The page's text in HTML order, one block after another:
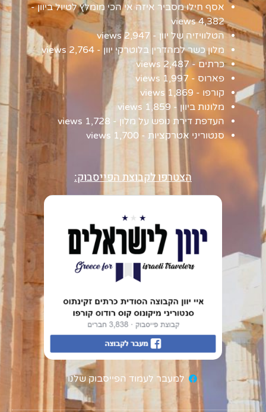
אסף חילו מסביר איזה אי הכי מומלץ לטיול ביוון-
4,382 views
הטלוויזיה של יוון - 2,947 views
מלון כשר למהדרין בלוטרקי יוון - 2,764 views
כרתים- 2,487 views
פארוס - 1,997 views
קורפו - 1,869 views
מלונות ביוון - 1,859 views
העדפת דירת נופש על מלון - 1,728 views
סנטוריני אטרקציות - 1,700 views
הצטרפו לקבוצת הפייסבוק:
למעבר לעמוד הפייסבוק שלנו